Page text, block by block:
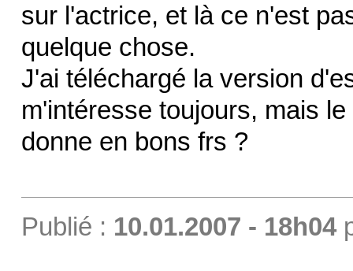
sur l'actrice, et là ce n'est
quelque chose.
J'ai téléchargé la version
m'intéresse toujours, mais
donne en bons frs ?
Publié : 10.01.2007 - 18h04